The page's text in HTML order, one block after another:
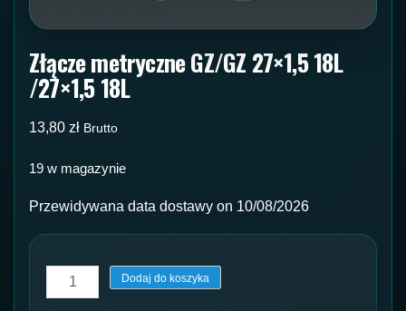
Złącze metryczne GZ/GZ 27×1,5 18L
/27×1,5 18L
13,80 zł Brutto
19 w magazynie
Przewidywana data dostawy on 10/08/2026
ilość
Złącze
Dodaj do koszyka